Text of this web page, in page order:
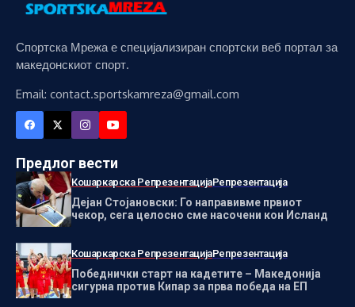
Спортска Мрежа е специјализиран спортски веб портал за
македонскиот спорт.
Email: contact.sportskamreza@gmail.com
Предлог вести
Кошаркарска РепрезентацијаРепрезентација
Дејан Стојановски: Го направивме првиот
чекор, сега целосно сме насочени кон Исланд
Кошаркарска РепрезентацијаРепрезентација
Победнички старт на кадетите – Македонија
сигурна против Кипар за прва победа на ЕП